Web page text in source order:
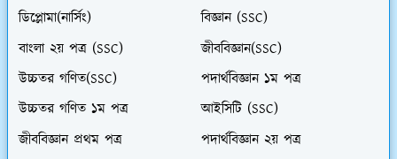
ডিপ্লোমা(নার্সিং)
বিজ্ঞান (SSC)
বাংলা ২য় পত্র (SSC)
জীববিজ্ঞান(SSC)
উচ্চতর গণিত(SSC)
পদার্থবিজ্ঞান ১ম পত্র
উচ্চতর গণিত ১ম পত্র
আইসিটি (SSC)
জীববিজ্ঞান প্রথম পত্র
পদার্থবিজ্ঞান ২য় পত্র